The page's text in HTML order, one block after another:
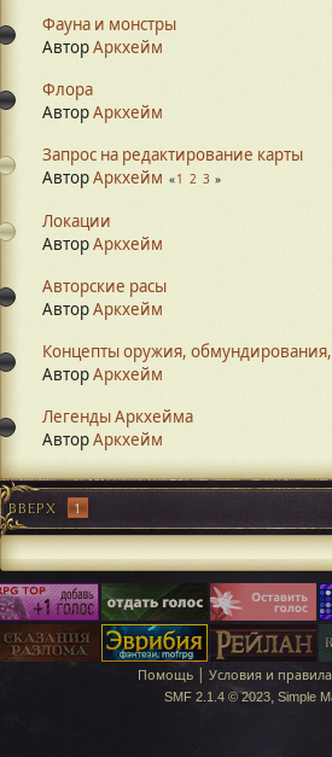
Фауна и монстры
АвторАркхейм
Флора
АвторАркхейм
Запрос на редактирование карты
АвторАркхейм 1 2 3
Локации
АвторАркхейм
Авторские расы
АвторАркхейм
Концепты оружия, обмундирования,
АвторАркхейм
Легенды Аркхейма
АвторАркхейм
ВВЕРХ 1
Помощь | Условия и правила
SMF 2.1.4 © 2023, Simple